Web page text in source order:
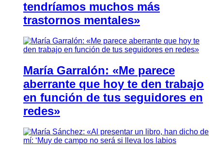
tendríamos muchos más
trastornos mentales»
María Garralón: «Me parece
aberrante que hoy te den trabajo
en función de tus seguidores en
redes»